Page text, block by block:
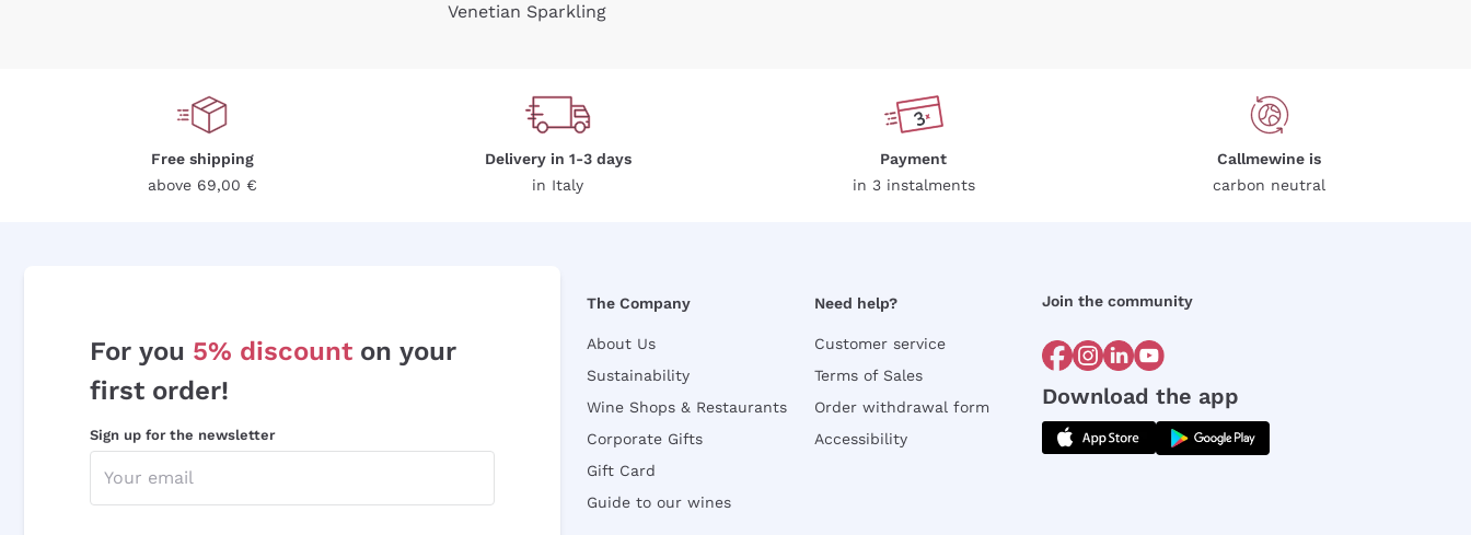
Venetian Sparkling
Free shipping
above 69,00 €
Delivery in 1-3 days
in Italy
Payment
in 3 instalments
Callmewine is
carbon neutral
For you 5% discount on your
first order!
Sign up for the newsletter
The Company
About Us
Sustainability
Wine Shops & Restaurants
Corporate Gifts
Gift Card
Guide to our wines
Need help?
Customer service
Terms of Sales
Order withdrawal form
Accessibility
Join the community
Download the app